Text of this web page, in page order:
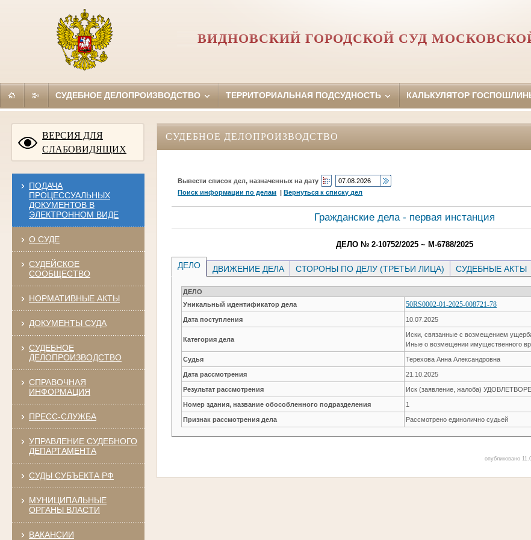
ВИДНОВСКИЙ ГОРОДСКОЙ СУД
СУДЕБНОЕ ДЕЛОПРОИЗВОДСТВО ТЕРРИТОРИАЛЬНАЯ ПОДСУДНОСТЬ КАЛЬКУЛЯТОР
ВЕРСИЯ ДЛЯ
СЛАБОВИДЯЩИХ
ПОДАЧА
ПРОЦЕССУАЛЬНЫХ
ДОКУМЕНТОВ В
ЭЛЕКТРОННОМ ВИДЕ
О СУДЕ
СУДЕЙСКОЕ
СООБЩЕСТВО
НОРМАТИВНЫЕ АКТЫ
ДОКУМЕНТЫ СУДА
СУДЕБНОЕ
ДЕЛОПРОИЗВОДСТВО
СПРАВОЧНАЯ
ИНФОРМАЦИЯ
ПРЕСС-СЛУЖБА
УПРАВЛЕНИЕ СУДЕБНОГО
ДЕПАРТАМЕНТА
СУДЫ СУБЪЕКТА РФ
МУНИЦИПАЛЬНЫЕ
ОРГАНЫ ВЛАСТИ
ВАКАНСИИ
СУДЕБНОЕ ДЕЛОПРОИЗВОДСТВО
Вывести список дел, назначенных на дату
Поиск информации по делам |Вернуться к списку дел
Гражданские дела - первая инстанция
ДЕЛО № 2-10752/2025 ~ М-6788/2025
ДЕЛО ДВИЖЕНИЕ ДЕЛА СТОРОНЫ ПО ДЕЛУ (ТРЕТЬИ ЛИЦА) СУДЕБНЫЕ АКТЫ
ДЕЛО
Уникальный идентификатор дела
50RS0002-01-2025-008721-78
Дата поступления 10.07.2025
Категория дела
Иски, связанные с возмещением
Иные о возмещении имущественного
Судья Терехова Анна Александровна
Дата рассмотрения 21.10.2025
Результат рассмотрения Иск (заявление, жалоба)
Номер здания, название обособленного подразделения 1
Признак рассмотрения дела Рассмотрено единолично судьей
опубликовано